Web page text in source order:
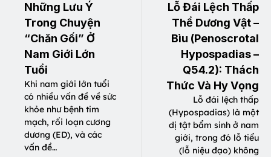
Những Lưu Ý
Trong Chuyện
“Chăn Gối” Ở
Nam Giới Lớn
Tuổi
Khi nam giới lớn tuổi
có nhiều vấn đề về sức
khỏe như bệnh tim
mạch, rối loạn cương
dương (ED), và các
vấn đề…
Lỗ Đái Lệch Thấp
Thể Dương Vật –
Bìu (Penoscrotal
Hypospadias –
Q54.2): Thách
Thức Và Hy Vọng
Lỗ đái lệch thấp
(Hypospadias) là một
dị tật bẩm sinh ở nam
giới, trong đó lỗ tiểu
(lỗ niệu đạo) không